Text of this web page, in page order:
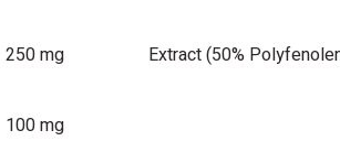
250 mg
Extract (50%
100 mg